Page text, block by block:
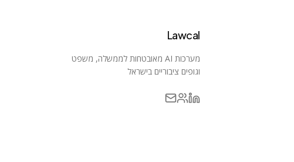
Lawcal
מערכות AI מאובטחות לממשלה, משפט
וגופים ציבוריים בישראל